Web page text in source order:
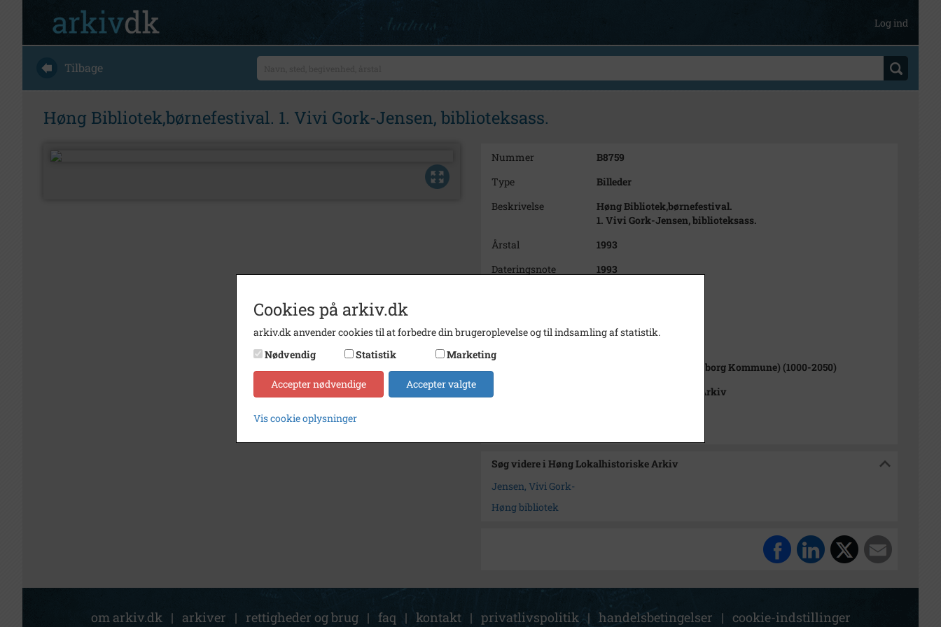
Log ind
Tilbage
Høng Bibliotek,børnefestival. 1. Vivi Gork-Jensen, biblioteksass.
Nummer
B8759
Type
Billeder
Beskrivelse
Høng Bibliotek,børnefestival.
1. Vivi Gork-Jensen, biblioteksass.
Årstal
1993
Dateringsnote
1993
Type
Sogn (1000-2050)
Finderup Sogn (Kalundborg Kommune) (1000-2050)
Høng Lokalhistoriske Arkiv
Søg videre i Høng Lokalhistoriske Arkiv
Jensen, Vivi Gork-
Høng bibliotek
om arkiv.dk | arkiver | rettigheder og brug | faq | kontakt | privatlivspolitik | handelsbetingelser | cookie-indstillinger
Cookies på arkiv.dk
arkiv.dk anvender cookies til at forbedre din brugeroplevelse og til indsamling af statistik.
Nødvendig
Statistik Marketing
Accepter nødvendige Accepter valgte
Vis cookie oplysninger